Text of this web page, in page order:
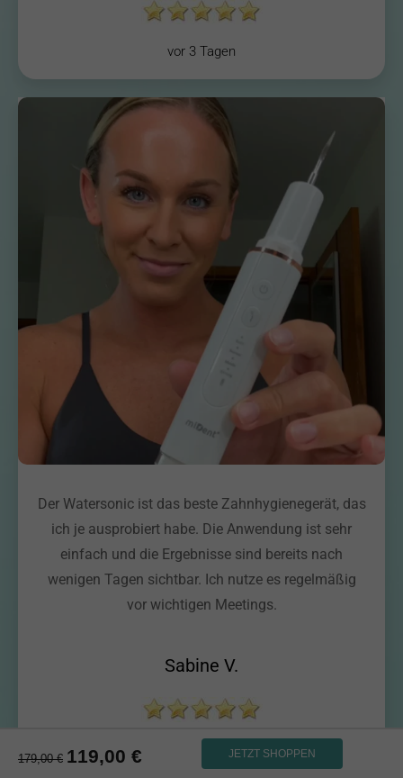
vor 3 Tagen
Der Watersonic ist das beste Zahnhygienegerät, das
ich je ausprobiert habe. Die Anwendung ist sehr
einfach und die Ergebnisse sind bereits nach
wenigen Tagen sichtbar. Ich nutze es regelmäßig
vor wichtigen Meetings.
Sabine V.
vor 3 Wochen
179,00€ 119,00 € JETZT SHOPPEN